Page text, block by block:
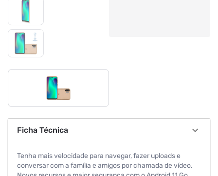
Ficha Técnica
Tenha mais velocidade para navegar, fazer uploads e
conversar com a família e amigos por chamada de vídeo.